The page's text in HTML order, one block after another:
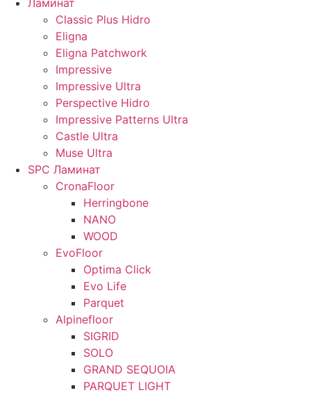
Ламинат
Classic Plus Hidro
Eligna
Eligna Patchwork
Impressive
Impressive Ultra
Perspective Hidro
Impressive Patterns Ultra
Castle Ultra
Muse Ultra
SPC Ламинат
CronaFloor
Herringbone
NANO
WOOD
EvoFloor
Optima Click
Evo Life
Parquet
Alpinefloor
SIGRID
SOLO
GRAND SEQUOIA
PARQUET LIGHT